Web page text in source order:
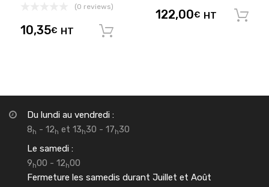
(0 reviews)
10,35€ HT
122,00€ HT
Du lundi au vendredi :
8h - 12h et 13h30 - 17h30
Le samedi :
9h00 - 12h00
Fermeture les samedis durant Juillet et Août